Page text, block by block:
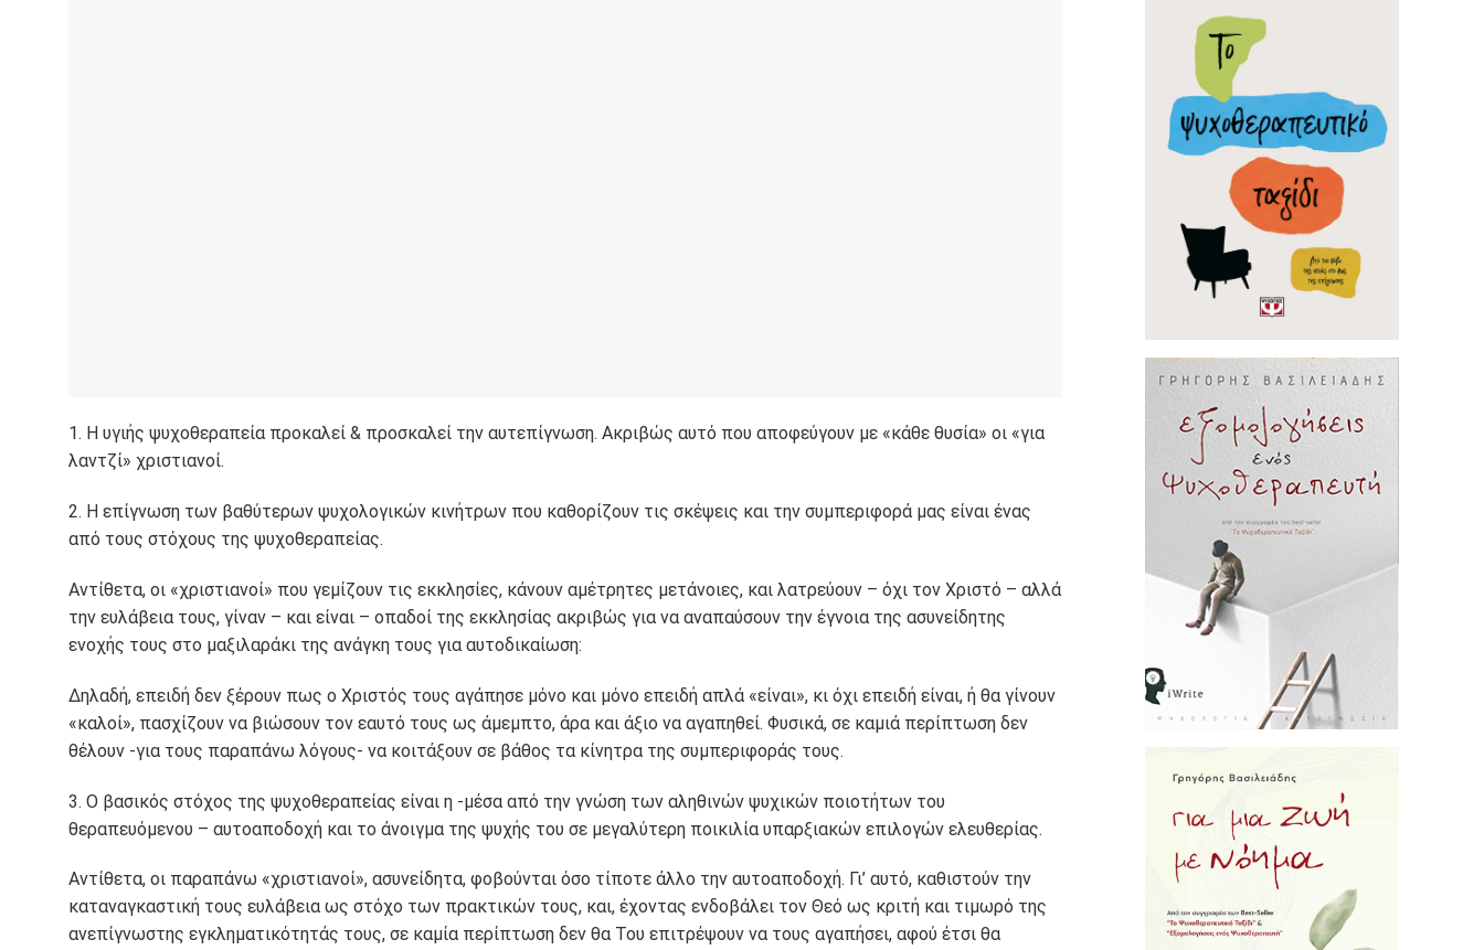
1. Η υγιής ψυχοθεραπεία προκαλεί & προσκαλεί την αυτεπίγνωση. Ακριβώς αυτό που αποφεύγουν με «κάθε θυσία» οι «για
λαντζί» χριστιανοί.
2. Η επίγνωση των βαθύτερων ψυχολογικών κινήτρων που καθορίζουν τις σκέψεις και την συμπεριφορά μας είναι ένας
από τους στόχους της ψυχοθεραπείας.
Αντίθετα, οι «χριστιανοί» που γεμίζουν τις εκκλησίες, κάνουν αμέτρητες μετάνοιες, και λατρεύουν – όχι τον Χριστό – αλλά
την ευλάβεια τους, γίναν – και είναι – οπαδοί της εκκλησίας ακριβώς για να αναπαύσουν την έγνοια της ασυνείδητης
ενοχής τους στο μαξιλαράκι της ανάγκη τους για αυτοδικαίωση:
Δηλαδή, επειδή δεν ξέρουν πως ο Χριστός τους αγάπησε μόνο και μόνο επειδή απλά «είναι», κι όχι επειδή είναι, ή θα γίνουν
«καλοί», πασχίζουν να βιώσουν τον εαυτό τους ως άμεμπτο, άρα και άξιο να αγαπηθεί. Φυσικά, σε καμιά περίπτωση δεν
θέλουν -για τους παραπάνω λόγους- να κοιτάξουν σε βάθος τα κίνητρα της συμπεριφοράς τους.
3. Ο βασικός στόχος της ψυχοθεραπείας είναι η -μέσα από την γνώση των αληθινών ψυχικών ποιοτήτων του
θεραπευόμενου – αυτοαποδοχή και το άνοιγμα της ψυχής του σε μεγαλύτερη ποικιλία υπαρξιακών επιλογών ελευθερίας.
Αντίθετα, οι παραπάνω «χριστιανοί», ασυνείδητα, φοβούνται όσο τίποτε άλλο την αυτοαποδοχή. Γι’ αυτό, καθιστούν την
καταναγκαστική τους ευλάβεια ως στόχο των πρακτικών τους, και, έχοντας ενδοβάλει τον Θεό ως κριτή και τιμωρό της
ανεπίγνωστης εγκληματικότητάς τους, σε καμία περίπτωση δεν θα Του επιτρέψουν να τους αγαπήσει, αφού έτσι θα